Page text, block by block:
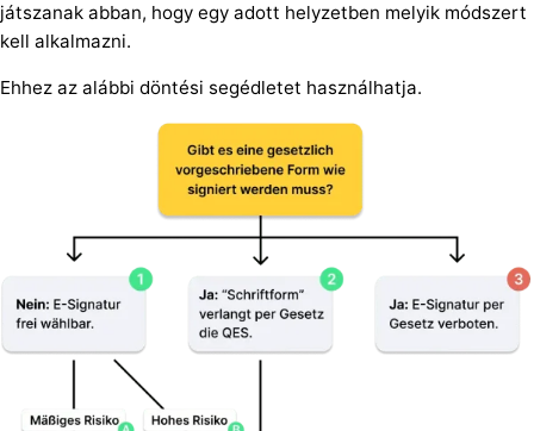
játszanak abban, hogy egy adott helyzetben melyik módszert
kell alkalmazni.
Ehhez az alábbi döntési segédletet használhatja.